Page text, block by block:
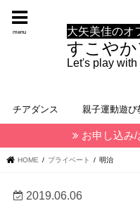
大矢美佳のオ
すこや
Let's play
menu
チアダンス 親子運動遊び
お申し込み
HOME プライベート 明治
2019.06.06